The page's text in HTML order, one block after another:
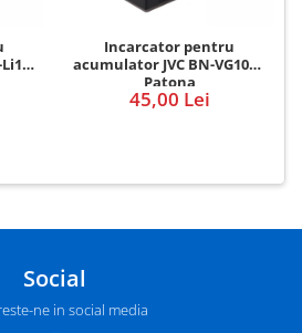
Incarcator pentru
acumulator JVC BN-VG107e
Patona
45,00 Lei
Social
ne in social media